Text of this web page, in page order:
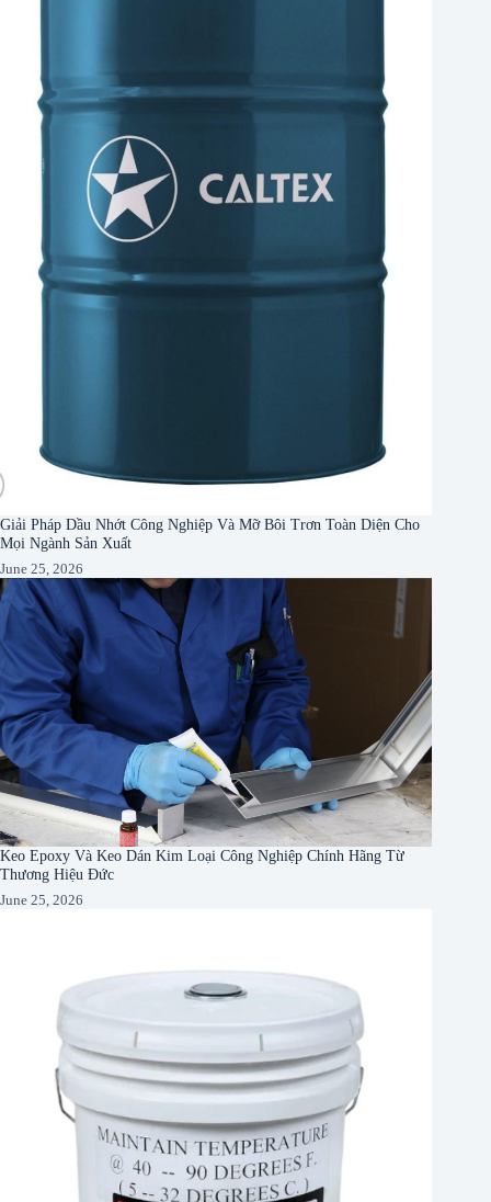
Giải Pháp Dầu Nhớt Công Nghiệp Và Mỡ Bôi Trơn Toàn Diện Cho
Mọi Ngành Sản Xuất
June 25, 2026
Keo Epoxy Và Keo Dán Kim Loại Công Nghiệp Chính Hãng Từ
Thương Hiệu Đức
June 25, 2026